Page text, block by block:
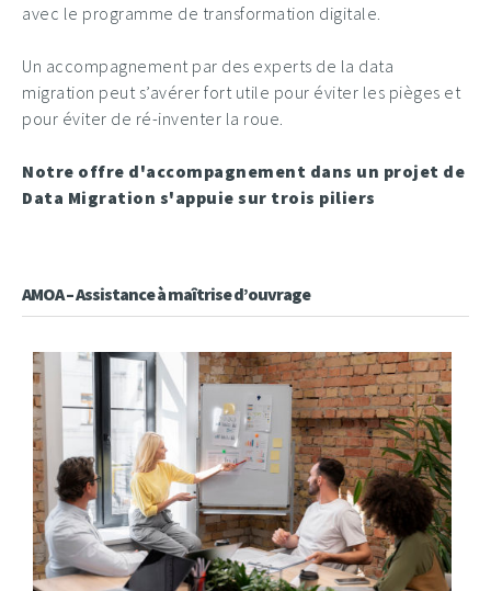
avec le programme de transformation digitale.
Un accompagnement par des experts de la data
migration peut s’avérer fort utile pour éviter les pièges et
pour éviter de ré-inventer la roue.
Notre offre d'accompagnement dans un projet de
Data Migration s'appuie sur trois piliers
AMOA – Assistance à maîtrise d’ouvrage